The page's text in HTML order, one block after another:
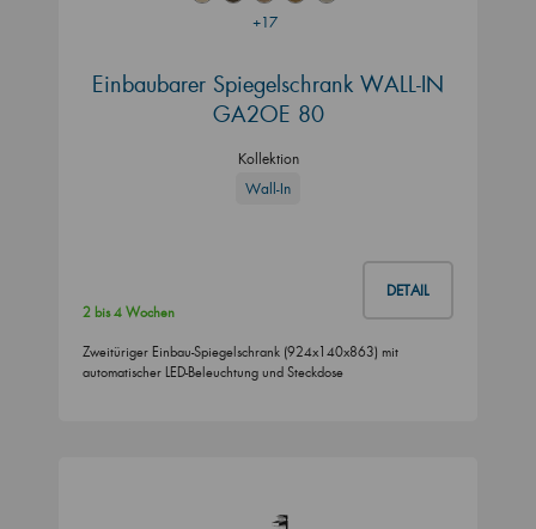
+17
Einbaubarer Spiegelschrank WALL-IN
GA2OE 80
Kollektion
Wall-In
DETAIL
2 bis 4 Wochen
Zweitüriger Einbau-Spiegelschrank (924x140x863) mit
automatischer LED-Beleuchtung und Steckdose